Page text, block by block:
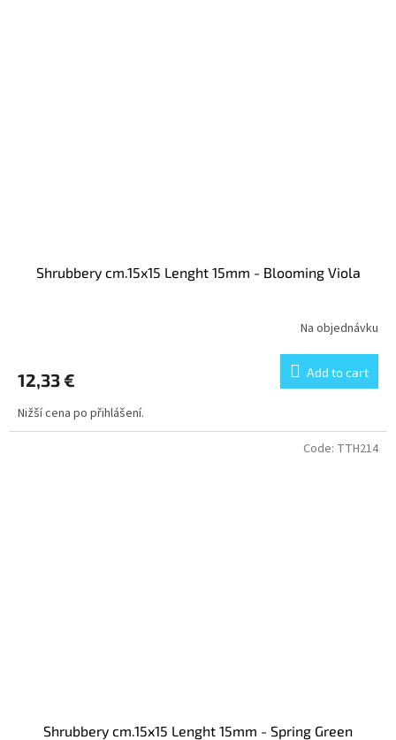
Shrubbery cm.15x15 Lenght 15mm - Blooming Viola
Na objednávku
12,33 € Add to cart
Nižší cena po přihlášení.
Shrubbery cm.15x15 Lenght 15mm - Spring Green
Code: TTH214